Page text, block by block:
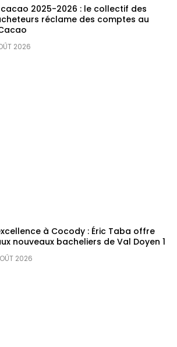
2025-2026 : le collectif des
réclame des comptes au
2026
à Cocody : Éric Taba offre
nouveaux bacheliers de Val Doyen 1
2026